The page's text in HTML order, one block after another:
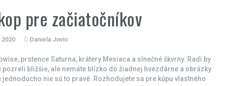
pre začiatočníkov
Daniela Jovic
prstence Saturna, krátery Mesiaca a slnečné škvrny. Radi by
pozreli bližšie, ale nemáte blízko do žiadnej hvezdárne a obrázky
jednoducho nie sú to pravé. Rozhodujete sa pre kúpu vlastného